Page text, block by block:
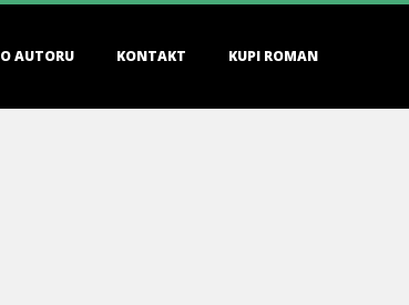
O AUTORU KONTAKT KUPI ROMAN